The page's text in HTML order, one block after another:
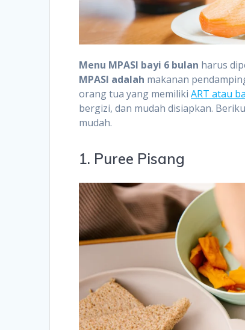
Menu MPASI bayi 6 bulan harus
MPASI adalah makanan
orang tua yang memilikiART atau
bergizi, dan mudah disiapkan.
mudah.
1. Puree Pisang